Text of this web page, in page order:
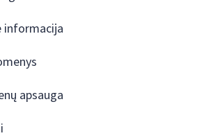
informacija
apsauga